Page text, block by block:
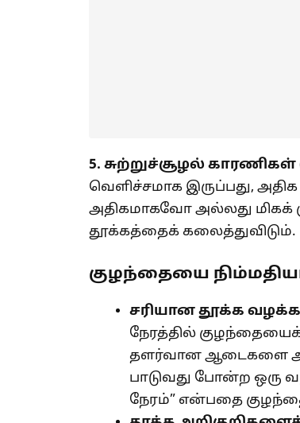
5. சுற்றுச்சூழல் காரணிகள்
வெளிச்சமாக இருப்பது,
அதிகமாகவோ அல்லது
தூக்கத்தைக் கலைத்துவிடும்.
குழந்தையை
சரியான தூக்க
நேரத்தில் குழந்தையைக்
தளர்வான ஆடைகளை
பாடுவது போன்ற ஒரு
நேரம்” என்பதை